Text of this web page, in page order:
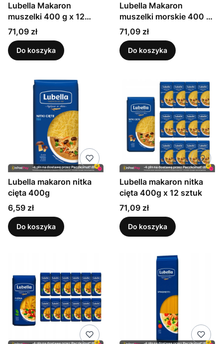
Lubella Makaron
muszelki 400 g x 12
sztuk
Cena
71,09 zł
Do koszyka
Lubella Makaron
muszelki morskie 400 g
x 12 sztuk
Cena
71,09 zł
Do koszyka
Lubella makaron nitka
cięta 400g
Cena
6,59 zł
Do koszyka
Lubella makaron nitka
cięta 400g x 12 sztuk
Cena
71,09 zł
Do koszyka